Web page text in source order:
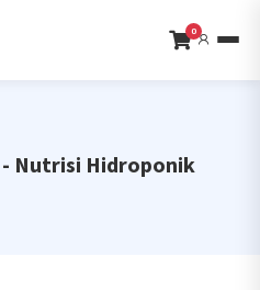
0
Nutrisi Hidroponik